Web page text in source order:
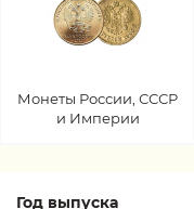
Монеты России, СССР
и Империи
Год выпуска